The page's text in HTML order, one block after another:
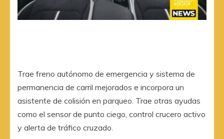
Trae freno autónomo de emergencia y sistema de
permanencia de carril mejorados e incorpora un
asistente de colisión en parqueo. Trae otras ayudas
como el sensor de punto ciego, control crucero activo
y alerta de tráfico cruzado.